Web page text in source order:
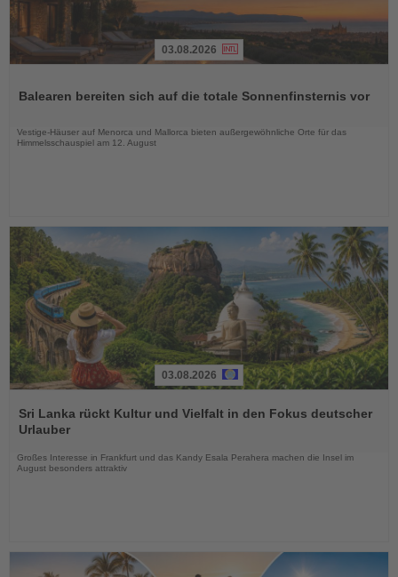
die
03.08.2026
Balearen bereiten sich auf die totale Sonnenfinsternis vor
Vestige-Häuser auf Menorca und Mallorca bieten außergewöhnliche Orte für das
Himmelsschauspiel am 12. August
Sie
die
03.08.2026
Sri Lanka rückt Kultur und Vielfalt in den Fokus deutscher
Urlauber
Großes Interesse in Frankfurt und das Kandy Esala Perahera machen die Insel im
August besonders attraktiv